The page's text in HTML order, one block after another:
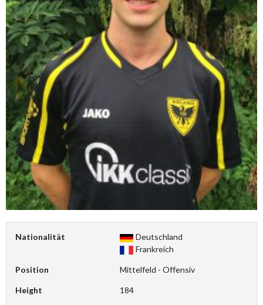
Nationalität
Deutschland
Frankreich
Position Mittelfeld - Offensiv
Height 184